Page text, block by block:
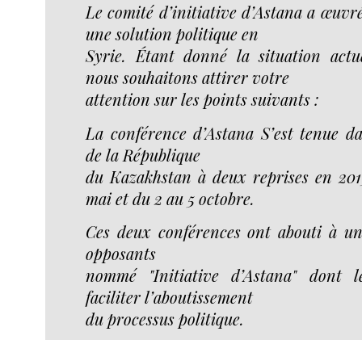
Le comité d’initiative d’Astana a
une solution politique en
Syrie. Étant donné la situation
nous souhaitons attirer votre
attention sur les points suivants :
La conférence d’Astana S’est tenue
de la République
du Kazakhstan à deux reprises en
mai et du 2 au 5 octobre.
Ces deux conférences ont abouti à
opposants
nommé "Initiative d’Astana" dont
faciliter l’aboutissement
du processus politique.